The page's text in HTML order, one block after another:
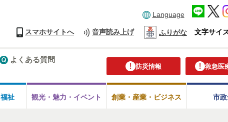
Language
スマホサイトへ 音声読み上げ ふりがな 文字サイ
防災情報 救急医
よくある質問
福祉 観光・魅力・ イベント 創業・産業・ビジネス 市